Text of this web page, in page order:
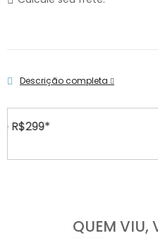
Descrição completa
Em
QUEM VIU,